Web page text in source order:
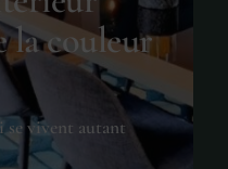
la couleur
se vivent autant